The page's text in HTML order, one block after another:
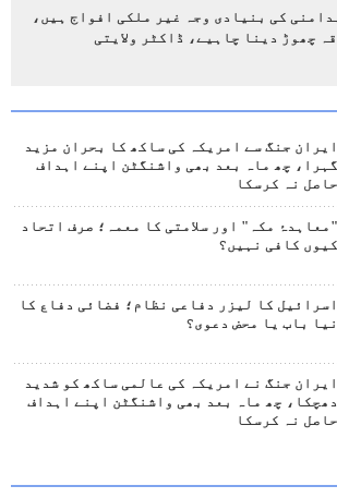
کی بنیادی وجہ غیر ملکی افواج ہیں،
چھوڑ دینا چاہیے، ڈاکٹر ولایتی
ایران جنگ سے امریکہ کی ساکھ کا بحران مزید
گہرا، چھ ماہ بعد بھی واشنگٹن اپنے اہداف
حاصل نہ کرسکا
"معاہدۂ مکہ" اور سلامتی کا معمہ؛ صرف اتحاد
کیوں کافی نہیں؟
اسرائیل کا لیزر دفاعی نظام؛ فضائی دفاع کا
نیا باب یا محض دعوی؟
ایران جنگ نے امریکہ کی عالمی ساکھ کو شدید
دھچکا، چھ ماہ بعد بھی واشنگٹن اپنے اہداف
حاصل نہ کرسکا